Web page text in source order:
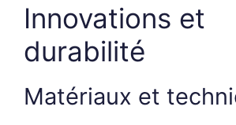
Innovations et
durabilité
Matériaux et